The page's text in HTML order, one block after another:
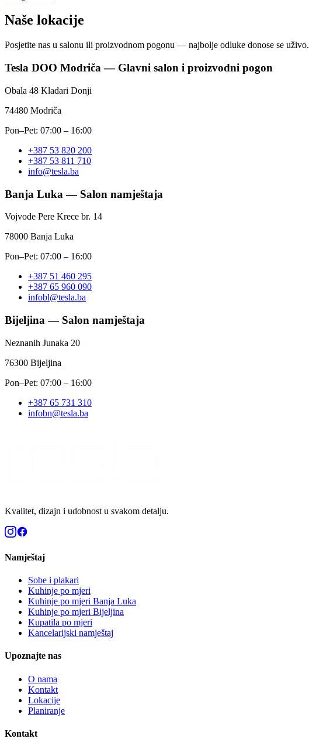
Naše lokacije
Posjetite nas u salonu ili proizvodnom pogonu — najbolje odluke donose se uživo.
Tesla DOO Modriča — Glavni salon i proizvodni pogon
Obala 48 Kladari Donji
74480 Modriča
Pon–Pet: 07:00 – 16:00
+387 53 820 200
+387 53 811 710
info@tesla.ba
Banja Luka — Salon namještaja
Vojvode Pere Krece br. 14
78000 Banja Luka
Pon–Pet: 07:00 – 16:00
+387 51 460 295
+387 65 960 090
infobl@tesla.ba
Bijeljina — Salon namještaja
Neznanih Junaka 20
76300 Bijeljina
Pon–Pet: 07:00 – 16:00
+387 65 731 310
infobn@tesla.ba
Kvalitet, dizajn i udobnost u svakom detalju.
Namještaj
Sobe i plakari
Kuhinje po mjeri
Kuhinje po mjeri Banja Luka
Kuhinje po mjeri Bijeljina
Kupatila po mjeri
Kancelarijski namještaj
Upoznajte nas
O nama
Kontakt
Lokacije
Planiranje
Kontakt